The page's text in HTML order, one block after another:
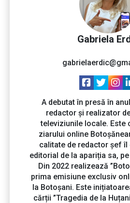
Gabriela
A debutat în presă în
redactor și realizator
televiziunile locale. Este
ziarului online
calitate de redactor șef
editorial de la apariția sa,
Din 2022 realizează
prima emisiune exclusiv
la Botoșani. Este
cărții ”Tragedia de la